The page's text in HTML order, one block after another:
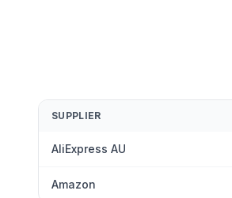
SUPPLIER
AliExpress AU
Amazon